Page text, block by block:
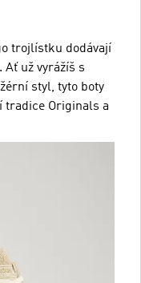
trojlístku dodávají
Ať už vyrážíš s
styl, tyto boty
tradice Originals a